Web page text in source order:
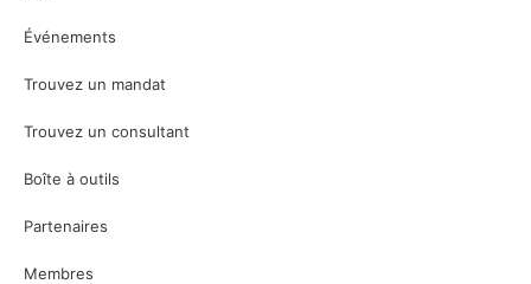
Événements
Trouvez un mandat
Trouvez un consultant
Boîte à outils
Partenaires
Membres